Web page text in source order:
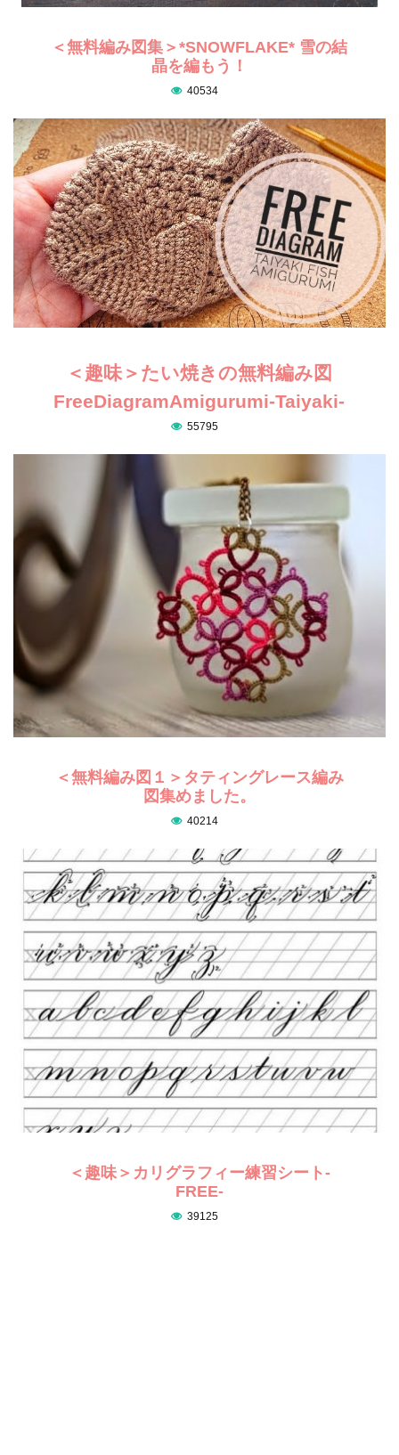
＜無料編み図集＞*SNOWFLAKE* 雪の結
晶を編もう！
40534
＜趣味＞たい焼きの無料編み図
FreeDiagramAmigurumi-Taiyaki-
55795
＜無料編み図１＞タティングレース編み
図集めました。
40214
＜趣味＞カリグラフィー練習シート-
FREE-
39125